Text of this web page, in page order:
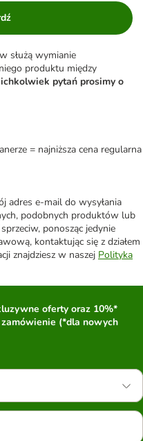
służą wymianie
produktu między
pytań prosimy o
= najniższa cena regularna
adres e-mail do wysyłania
podobnych produktów lub
ponosząc jedynie
kontaktując się z działem
znajdziesz w naszej Polityka
oferty oraz 10%*
(*dla nowych